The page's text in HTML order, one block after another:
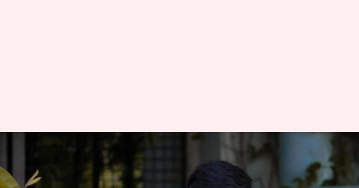
क्या वजन घटाने के लिए स्पॉट
रिडक्शन है कारगर? आइए जानते हैं